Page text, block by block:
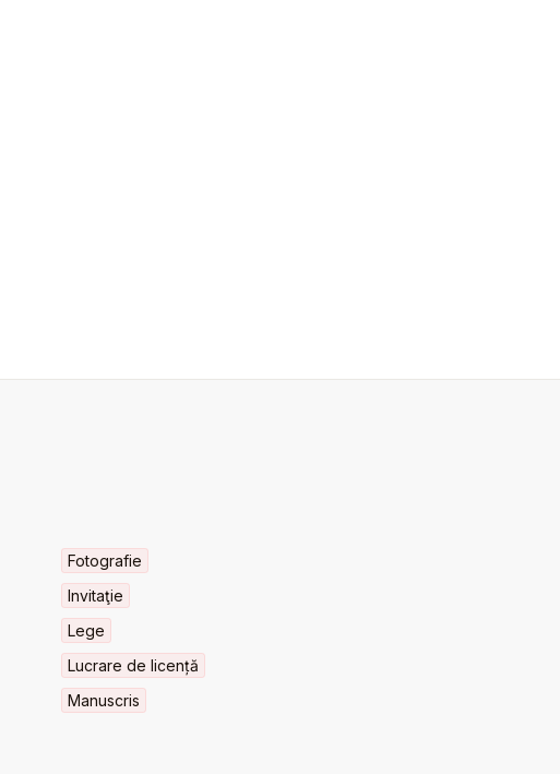
Fotografie
Invitaţie
Lege
Lucrare de licență
Manuscris